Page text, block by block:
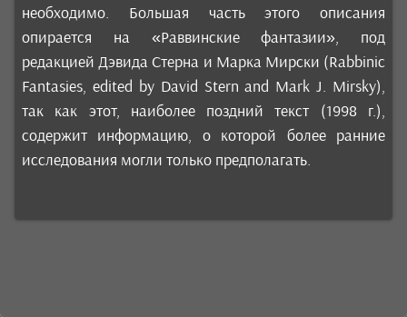
необходимо. Большая часть этого описания
опирается на «Раввинские фантазии», под
редакцией Дэвида Стерна и Марка Мирски (Rabbinic
Fantasies, edited by David Stern and Mark J. Mirsky),
так как этот, наиболее поздний текст (1998 г.),
содержит информацию, о которой более ранние
исследования могли только предполагать.